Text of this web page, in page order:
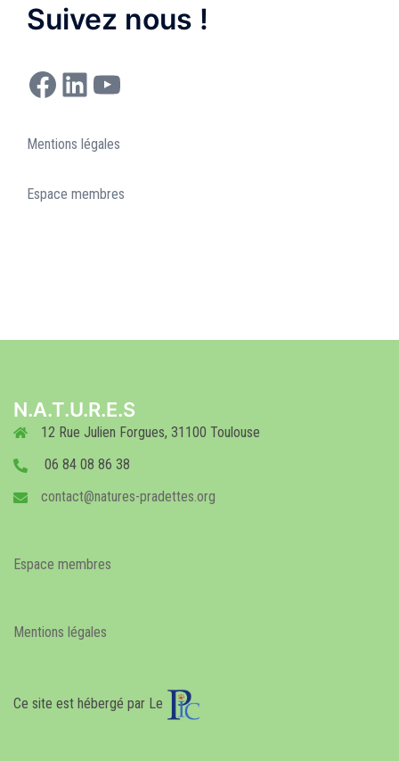
Suivez nous !
Facebook
LinkedIn
YouTube
Mentions légales
Espace membres
N.A.T.U.R.E.S
12 Rue Julien Forgues, 31100 Toulouse
06 84 08 86 38
contact@natures-pradettes.org
Espace membres
Mentions légales
Ce site est hébergé par Le